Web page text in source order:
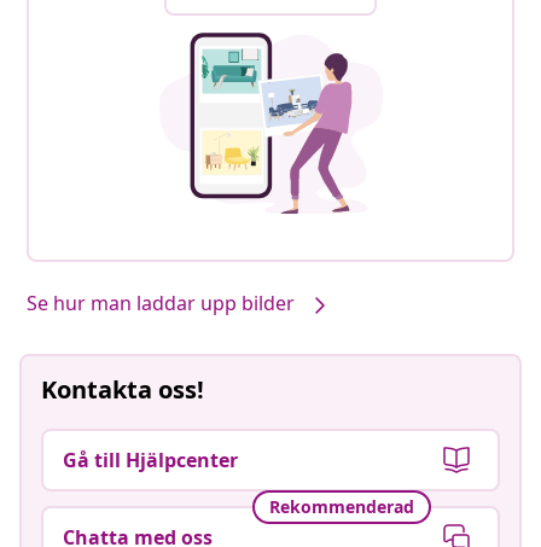
Se hur man laddar upp bilder
Kontakta oss!
Gå till Hjälpcenter
Rekommenderad
Chatta med oss